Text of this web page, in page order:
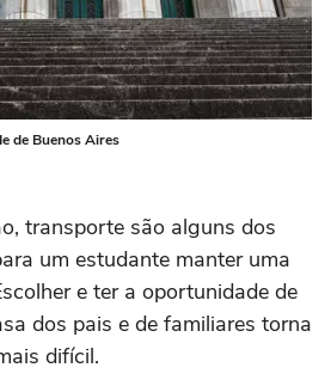
de Buenos Aires
transporte são alguns dos
um estudante manter uma
e ter a oportunidade de
dos pais e de familiares torna
difícil.